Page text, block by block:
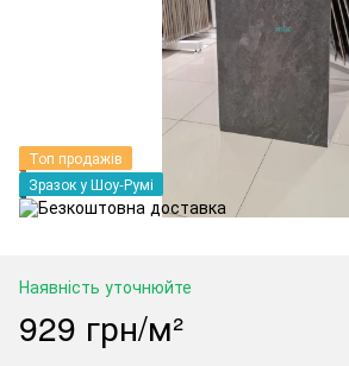
Топ продажів
Зразок у Шоу-Румі
Наявність уточнюйте
929 грн/м²